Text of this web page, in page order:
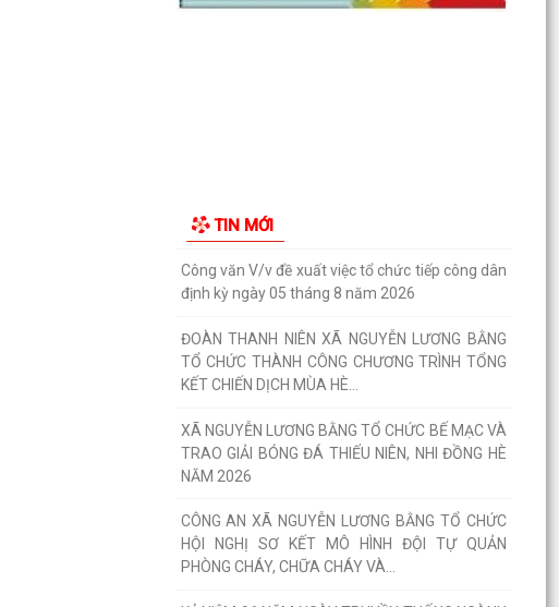
TIN MỚI
của đồng chí Chủ tịch UBND xã
Công văn V/v đề xuất việc tổ chức tiếp công dân
định kỳ ngày 05 tháng 8 năm 2026
ĐOÀN THANH NIÊN XÃ NGUYỄN LƯƠNG BẰNG
TỔ CHỨC THÀNH CÔNG CHƯƠNG TRÌNH TỔNG
KẾT CHIẾN DỊCH MÙA HÈ...
XÃ NGUYỄN LƯƠNG BẰNG TỔ CHỨC BẾ MẠC VÀ
TRAO GIẢI BÓNG ĐÁ THIẾU NIÊN, NHI ĐỒNG HÈ
NĂM 2026
CÔNG AN XÃ NGUYỄN LƯƠNG BẰNG TỔ CHỨC
HỘI NGHỊ SƠ KẾT MÔ HÌNH ĐỘI TỰ QUẢN
PHÒNG CHÁY, CHỮA CHÁY VÀ...